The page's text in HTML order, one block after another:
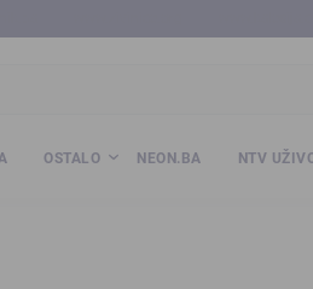
OSTALO NEON.BA NTV